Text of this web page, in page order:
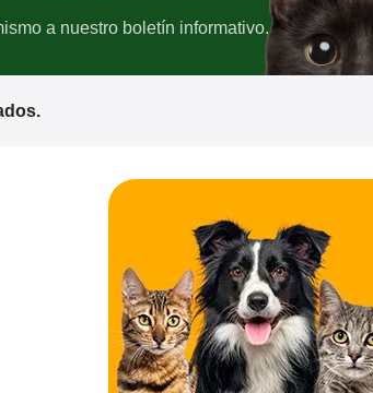
a nuestro boletín informativo.